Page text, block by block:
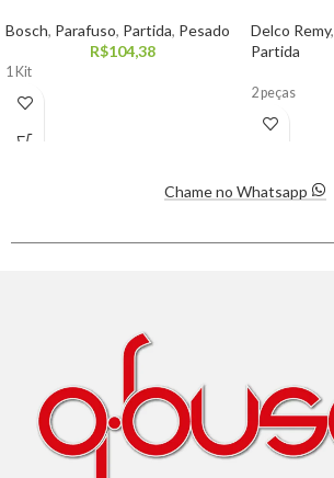
Bosch, Parafuso, Partida, Pesado
R$104,38
1 Kit
Delco Remy,
Partida
2 peças
Chame no Whatsapp